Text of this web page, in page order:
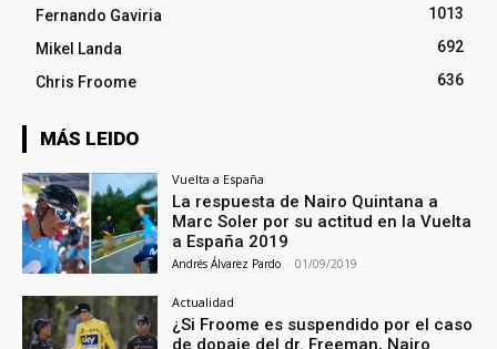
Fernando Gaviria
1013
Mikel Landa
692
Chris Froome
636
MÁS LEIDO
Vuelta a España
La respuesta de Nairo Quintana a
Marc Soler por su actitud en la Vuelta
a España 2019
Andrés Álvarez Pardo - 01/09/2019
Actualidad
¿Si Froome es suspendido por el caso
de dopaje del dr. Freeman, Nairo